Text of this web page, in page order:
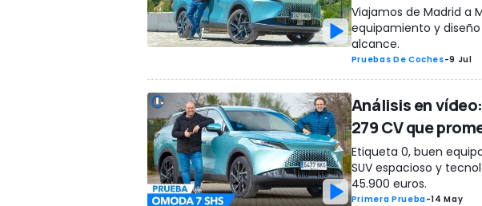
Viajamos de Madrid a
equipamiento y
alcance.
Pruebas De Coches-9 Jul
Análisis en
279 CV que
Etiqueta 0, buen
SUV espacioso y
45.900 euros.
Primera Prueba-14 May